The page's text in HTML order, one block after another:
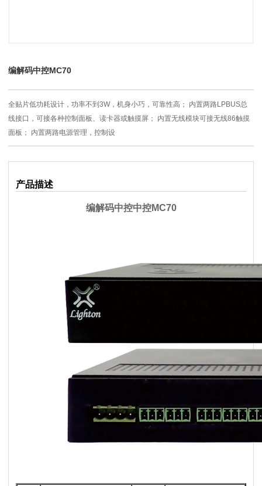
编解码中控MC70
全贴片低功耗设计，功率不到3W，机身小巧，可靠性高； 内置两路LPBUS总
线接口，可接各种控制面板、读卡器或触摸屏； 内置无线模块可接无线86触摸
面板； 内置两路电源管理，控制设
产品描述
编解码中控中控MC70